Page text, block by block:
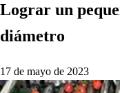
Lograr un
diámetro
17 de mayo de 2023